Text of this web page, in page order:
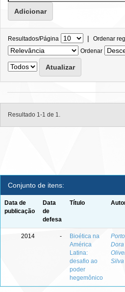
Resultados/Página | Ordenar
Ordenar
Resultado 1-1 de 1.
Conjunto de itens:
Data de
publicação
Data
de
defesa
Título
2014 -
Bioética na
América
Latina:
desafio ao
poder
hegemônico
Silva